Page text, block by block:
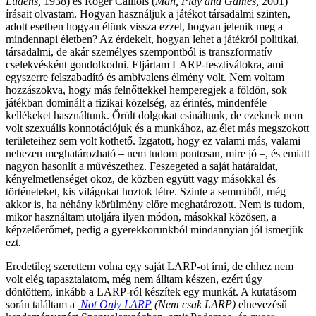
írásait olvastam. Hogyan használjuk a játékot társadalmi szinten,
adott esetben hogyan élünk vissza ezzel, hogyan jelenik meg a
mindennapi életben? Az érdekelt, hogyan lehet a játékról politikai,
társadalmi, de akár személyes szempontból is transzformatív
cselekvésként gondolkodni. Eljártam LARP-fesztiválokra, ami
egyszerre felszabadító és ambivalens élmény volt. Nem voltam
hozzászokva, hogy más felnőttekkel hemperegjek a földön, sok
játékban dominált a fizikai közelség, az érintés, mindenféle
kellékeket használtunk. Őrült dolgokat csináltunk, de ezeknek nem
volt szexuális konnotációjuk és a munkához, az élet más megszokott
területeihez sem volt köthető. Izgatott, hogy ez valami más, valami
nehezen meghatározható – nem tudom pontosan, mire jó –, és emiatt
nagyon hasonlít a művészethez. Feszegeted a saját határaidat,
kényelmetlenséget okoz, de közben együtt vagy másokkal és
történeteket, kis világokat hoztok létre. Szinte a semmiből, még
akkor is, ha néhány körülmény előre meghatározott. Nem is tudom,
mikor használtam utoljára ilyen módon, másokkal közösen, a
képzelőerőmet, pedig a gyerekkorunkból mindannyian jól ismerjük
ezt.
Eredetileg szerettem volna egy saját LARP-ot írni, de ehhez nem
volt elég tapasztalatom, még nem álltam készen, ezért úgy
döntöttem, inkább a LARP-ról készítek egy munkát. A kutatásom
során találtam a Not Only LARP (Nem csak LARP) elnevezésű